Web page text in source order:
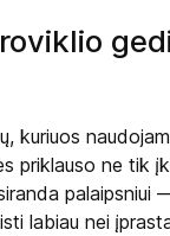
kuriuos
priklauso ne tik
labiau nei